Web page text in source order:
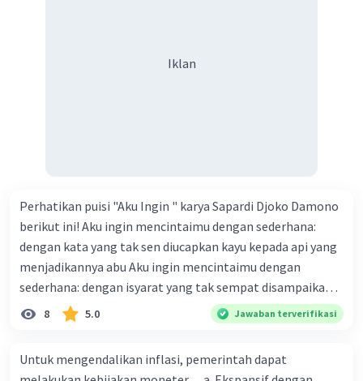
Iklan
Perhatikan puisi "Aku Ingin " karya Sapardi Djoko Damono
berikut ini! Aku ingin mencintaimu dengan sederhana:
dengan kata yang tak sen diucapkan kayu kepada api yang
menjadikannya abu Aku ingin mencintaimu dengan
sederhana: dengan isyarat yang tak sempat disampaikan
awan kepada hujan yang menjadikannya tiada Penyair
mencintai seseorang dengan setulus hat dan dengan cara
keserhanaan dan kesetiaan, bahwa kesederhanaan
8 5.0 Jawaban terverifikasi
Untuk mengendalikan inflasi, pemerintah dapat